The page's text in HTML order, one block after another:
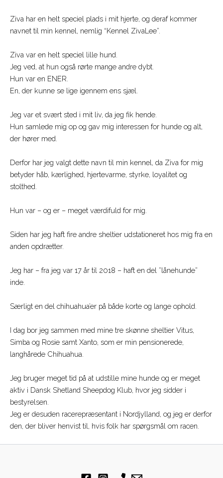
Ziva har en helt speciel plads i mit hjerte, og deraf kommer
navnet til min kennel, nemlig “Kennel ZivaLee”.
Ziva var en helt speciel lille hund.
Jeg ved, at hun også rørte mange andre dybt.
Hun var en ENER.
En, der kunne se lige igennem ens sjæl.
Jeg var et svært sted i mit liv, da jeg fik hende.
Hun samlede mig op og gav mig interessen for hunde og alt,
der hører med.
Derfor har jeg valgt dette navn til min kennel, da Ziva for mig
betyder håb, kærlighed, hjertevarme, styrke, loyalitet og
stolthed.
Hun var – og er – meget værdifuld for mig.
Siden har jeg haft fire andre sheltier udstationeret hos mig fra en
anden opdrætter.
Jeg har – fra jeg var 17 år til 2018 – haft en del ”lånehunde”
inde.
Særligt en del chihuahua’er på både korte og lange ophold.
I dag bor jeg sammen med mine tre skønne sheltier Vitus,
Simba og Rosie samt Xanto, som er min pensionerede,
langhårede Chihuahua.
Jeg bruger meget tid på at udstille mine hunde og er meget
aktiv i Dansk Shetland Sheepdog Klub, hvor jeg sidder i
bestyrelsen.
Jeg er desuden racerepræsentant i Nordjylland, og jeg er derfor
den, der bliver henvist til, hvis folk har spørgsmål om racen.